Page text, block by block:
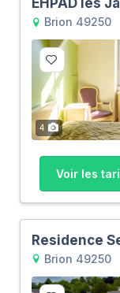
EHPAD les
Brion 49250
4
Voir les
Residence
Brion 49250